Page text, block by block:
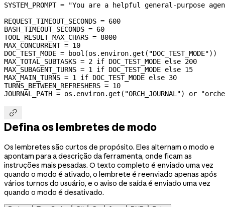
SYSTEM_PROMPT = "You are a helpful general-purpose
REQUEST_TIMEOUT_SECONDS = 600
BASH_TIMEOUT_SECONDS = 60
TOOL_RESULT_MAX_CHARS = 8000
MAX_CONCURRENT = 10
DOC_TEST_MODE = bool (os.environ.get( "DOC_TEST_MODE"))
MAX_TOTAL_SUBTASKS = 2 if DOC_TEST_MODE else 200
MAX_SUBAGENT_TURNS = 1 if DOC_TEST_MODE else 15
MAX_MAIN_TURNS = 1 if DOC_TEST_MODE else 30
TURNS_BETWEEN_REFRESHERS = 10
JOURNAL_PATH = os.environ.get( "ORCH_JOURNAL") or

Defina os lembretes de modo
Os lembretes são curtos de propósito. Eles alternam o modo e
apontam para a descrição da ferramenta, onde ficam as
instruções mais pesadas. O texto completo é enviado uma vez
quando o modo é ativado, o lembrete é reenviado apenas após
vários turnos do usuário, e o aviso de saída é enviado uma vez
quando o modo é desativado.